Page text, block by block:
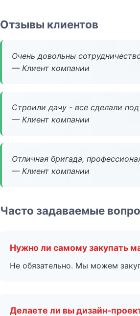
Отзывы клиентов
Очень довольны
— Клиент компании
Строили дачу - все сделали
— Клиент компании
Отличная бригада,
— Клиент компании
Часто задаваемые
Нужно ли самому закупать
Не обязательно. Мы можем
Делаете ли вы дизайн-